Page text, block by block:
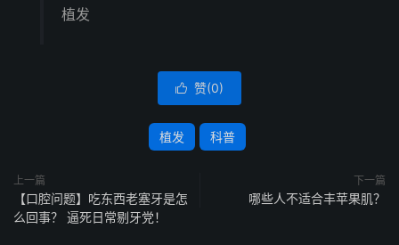
植发
 赞(0)
植发 科普
上一篇
【口腔问题】吃东西老塞牙是怎
么回事？ 逼死日常剔牙党！
下一篇
哪些人不适合丰苹果肌？